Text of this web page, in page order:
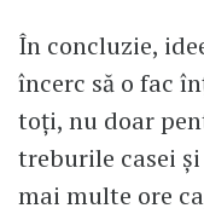
În concluzie,
încerc să o fac
toți, nu doar
treburile casei
mai multe ore